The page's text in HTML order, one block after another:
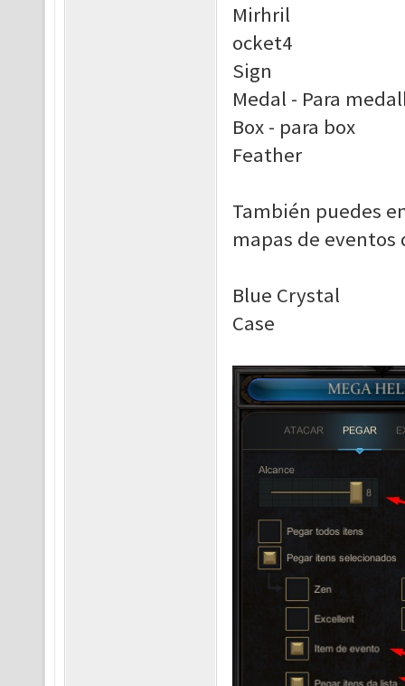
Mirhril
ocket4
Sign
Medal - Para
Box - para box
Feather
También puedes
mapas de eventos
Blue Crystal
Case